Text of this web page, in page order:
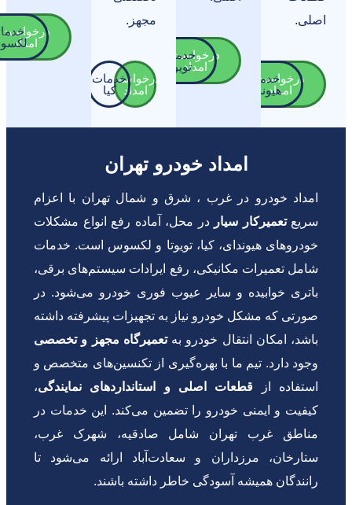
درخواست
امداد
خدمات
هیوندای
درخواست
امداد
خدمات
تویوتا
درخواستخدمات
کیا
درخواست
امداد
خدمات
لکسوس
امداد خودرو تهران
امداد خودرو در غرب ، شرق و شمال تهران با اعزام
تعمیرکار سیاردر محل، آماده رفع انواع مشکلات
خودروهای هیوندای، کیا، تویوتا و لکسوس است. خدمات
شامل تعمیرات مکانیکی، رفع ایرادات سیستم‌های برقی،
باتری خوابیده و سایر عیوب فوری خودرو می‌شود. در
صورتی که مشکل خودرو نیاز به تجهیزات پیشرفته داشته
باشد، امکان انتقال خودرو بهتعمیرگاه مجهز و تخصصی
وجود دارد. تیم ما با بهره‌گیری از تکنسین‌های متخصص و
استفاده ازقطعات اصلی و استانداردهای نمایندگی،
کیفیت و ایمنی خودرو را تضمین می‌کند. این خدمات در
مناطق غرب تهران شامل صادقیه، شهرک غرب،
ستارخان، مرزداران و سعادت‌آباد ارائه می‌شود تا
رانندگان همیشه آسودگی خاطر داشته باشند.